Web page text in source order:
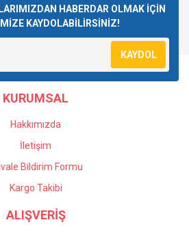
HABERDAR OLMAK İÇİN
KAYDOLABİLİRSİNİZ!
KAYDOL
KURUMSAL
Hakkımızda
İletişim
Bildirim Formu
Kargo Takibi
ALIŞVERİŞ